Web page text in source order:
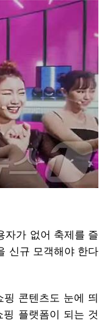
자가 없어 축제를 즐
신규 모객해야 한다
콘텐츠도 눈에 띄
플랫폼이 되는 것